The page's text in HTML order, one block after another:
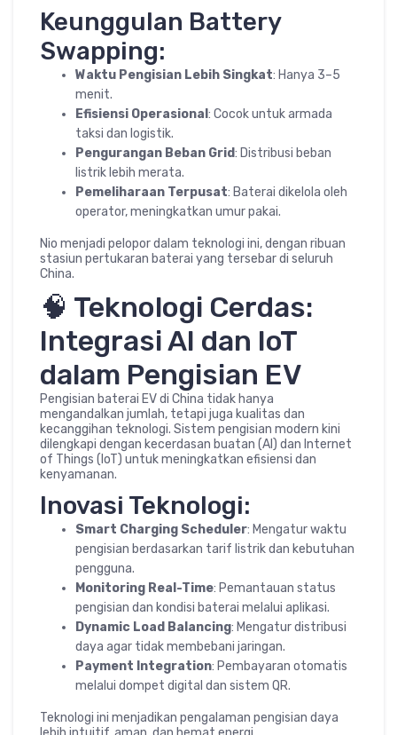
Keunggulan Battery
Swapping:
Waktu Pengisian Lebih Singkat: Hanya 3–5
menit.
Efisiensi Operasional : Cocok untuk armada
taksi dan logistik.
Pengurangan Beban Grid: Distribusi beban
listrik lebih merata.
Pemeliharaan Terpusat: Baterai dikelola oleh
operator, meningkatkan umur pakai.
Nio menjadi pelopor dalam teknologi ini, dengan ribuan
stasiun pertukaran baterai yang tersebar di seluruh
China.
🧠 Teknologi Cerdas:
Integrasi AI dan IoT
dalam Pengisian EV
Pengisian baterai EV di China tidak hanya
mengandalkan jumlah, tetapi juga kualitas dan
kecanggihan teknologi. Sistem pengisian modern kini
dilengkapi dengan kecerdasan buatan (AI) dan Internet
of Things (IoT) untuk meningkatkan efisiensi dan
kenyamanan.
Inovasi Teknologi:
Smart Charging Scheduler: Mengatur waktu
pengisian berdasarkan tarif listrik dan kebutuhan
pengguna.
Monitoring Real-Time: Pemantauan status
pengisian dan kondisi baterai melalui aplikasi.
Dynamic Load Balancing: Mengatur distribusi
daya agar tidak membebani jaringan.
Payment Integration: Pembayaran otomatis
melalui dompet digital dan sistem QR.
Teknologi ini menjadikan pengalaman pengisian daya